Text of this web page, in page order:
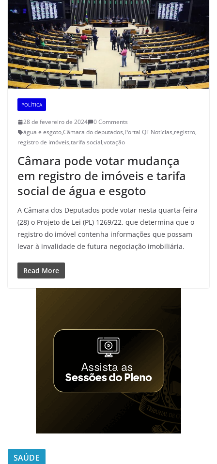
POLÍTICA
28 de fevereiro de 2024
0 Comments
água e esgoto,Câmara do deputados,Portal QF Notícias,registro,
registro de imóveis,tarifa social,votação
Câmara pode votar mudança
em registro de imóveis e tarifa
social de água e esgoto
A Câmara dos Deputados pode votar nesta quarta-feira
(28) o Projeto de Lei (PL) 1269/22, que determina que o
registro do imóvel contenha informações que possam
levar à invalidade de futura negociação imobiliária.
Read More
SAÚDE